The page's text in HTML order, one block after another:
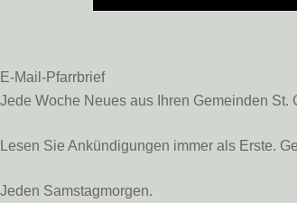
E-Mail-Pfarrbrief
Jede Woche Neues aus Ihren Gemeinden
Lesen Sie Ankündigungen immer als Erste.
Jeden Samstagmorgen.